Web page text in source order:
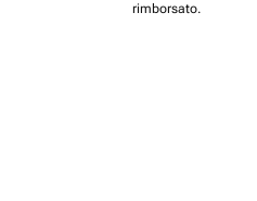
rimborsato.